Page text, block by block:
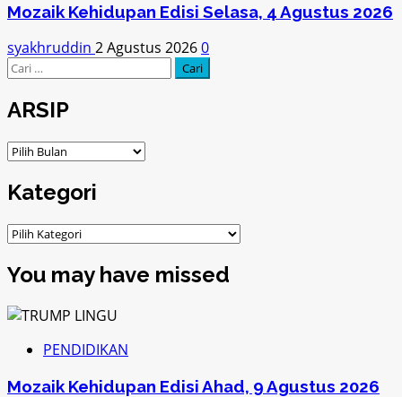
Mozaik Kehidupan Edisi Selasa, 4 Agustus 2026
syakhruddin 2 Agustus 20260
Cari
ARSIP
ARSIP
Kategori
Kategori
You may have missed
PENDIDIKAN
Mozaik Kehidupan Edisi Ahad, 9 Agustus 2026